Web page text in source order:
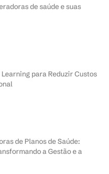
de saúde e suas
para Reduzir Custos
de Planos de Saúde:
a Gestão e a